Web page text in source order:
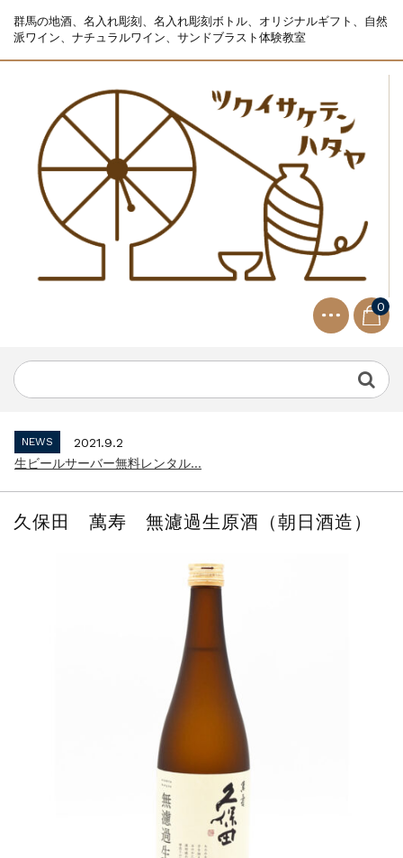
群馬の地酒、名入れ彫刻、名入れ彫刻ボトル、オリジナルギフト、自然
派ワイン、ナチュラルワイン、サンドブラスト体験教室
0
生ビールサーバー無料レンタル...
NEWS
2023.10.2
NEWS
2021.9.2
生ビールサーバー無料レンタル...
NEWS
2021.9.2
久保田 萬寿 無濾過生原酒（朝日酒造）